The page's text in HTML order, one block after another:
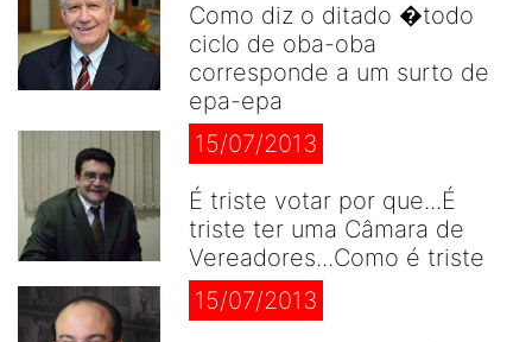
Como diz o ditado �todo
ciclo de oba-oba
corresponde a um surto de
epa-epa
15/07/2013
É triste votar por que...É
triste ter uma Câmara de
Vereadores...Como é triste
15/07/2013